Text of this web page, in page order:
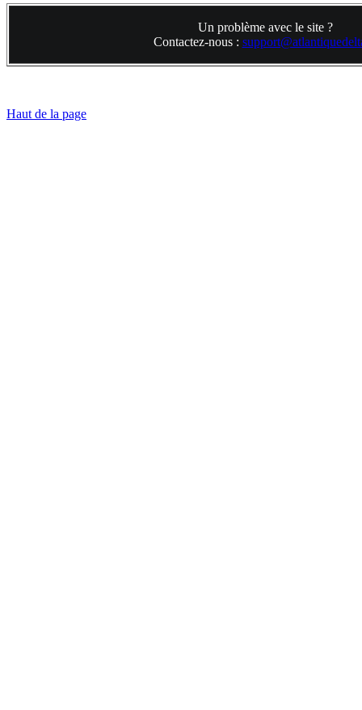
Un problème avec le site ?
Contactez-nous :
Haut de la page